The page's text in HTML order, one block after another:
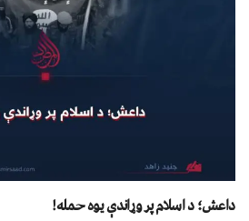
داعش؛ د اسلام پر وړاندې یوه حمله!